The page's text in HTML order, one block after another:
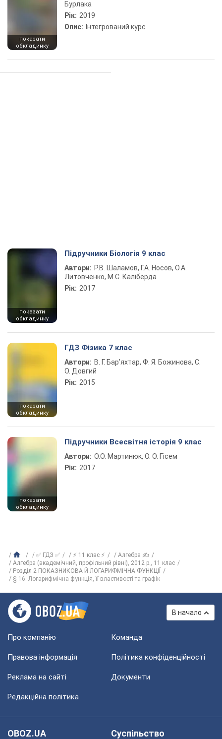
показати
обкладинку
Бурлака
Рік: 2019
Опис: Інтегрований курс
показати
обкладинку
Підручники Біологія 9 клас
Автори: Р.В. Шаламов, Г.А. Носов, О.А.
Литовченко, М.С. Каліберда
Рік: 2017
показати
обкладинку
ГДЗ Фізика 7 клас
Автори: В. Г. Бар’яхтар, Ф. Я. Божинова, С.
О. Довгий
Рік: 2015
показати
обкладинку
Підручники Всесвітня історія 9 клас
Автори: О.О. Мартинюк, О. О. Гісем
Рік: 2017
✅ ГДЗ ✅ ⚡ 11 клас ⚡
Алгебра ✍
Алгебра (академічний, профільний рівні), 2012 р., 11 клас
Розділ 2 ПОКАЗНИКОВА Й ЛОГАРИФМІЧНА ФУНКЦІЇ
§ 16. Логарифмічна функція, її властивості та графік
В начало
Про компанію Команда
Правова інформація Політика конфіденційності
Реклама на сайті Документи
Редакційна політика
OBOZ.UA
Суспільство